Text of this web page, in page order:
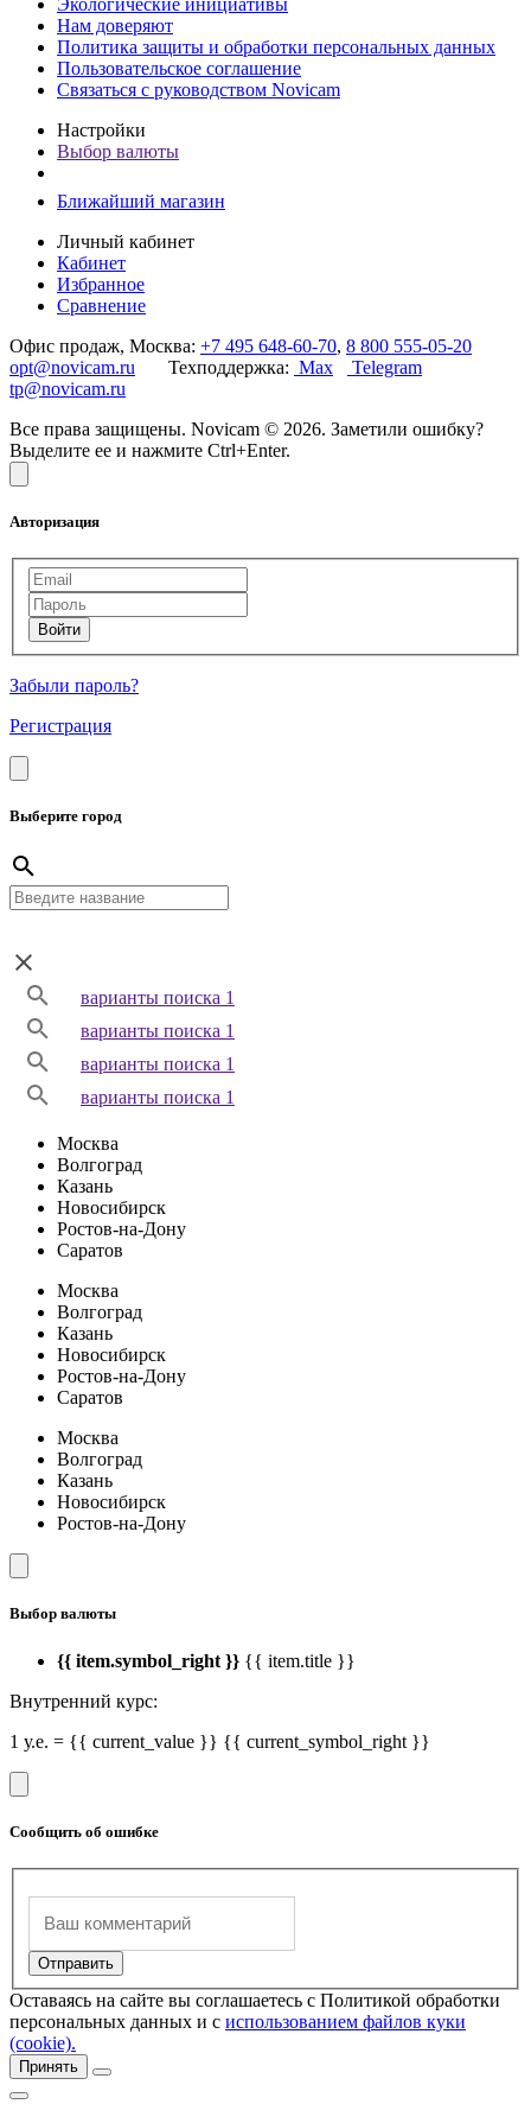
Экологические инициативы
Нам доверяют
Политика защиты и обработки персональных данных
Пользовательское соглашение
Связаться с руководством Novicam
Настройки
Выбор валюты
Ближайший магазин
Личный кабинет
Кабинет
Избранное
Сравнение
Офис продаж, Москва: +7 495 648-60-70, 8 800 555-05-20
opt@novicam.ru Техподдержка: Max
Telegram
tp@novicam.ru
Все права защищены. Novicam © 2026. Заметили ошибку?
Выделите ее и нажмите Ctrl+Enter.
Авторизация
Забыли пароль?
Регистрация
Выберите город
варианты поиска 1
варианты поиска 1
варианты поиска 1
варианты поиска 1
Москва
Волгоград
Казань
Новосибирск
Ростов-на-Дону
Саратов
Москва
Волгоград
Казань
Новосибирск
Ростов-на-Дону
Саратов
Москва
Волгоград
Казань
Новосибирск
Ростов-на-Дону
Выбор валюты
{{ item.symbol_right }} {{ item.title }}
Внутренний курс:
1 у.е. = {{ current_value }} {{ current_symbol_right }}
Сообщить об ошибке
Оставаясь на сайте вы соглашаетесь с Политикой обработки
персональных данных и с использованием файлов куки
(cookie).
Принять